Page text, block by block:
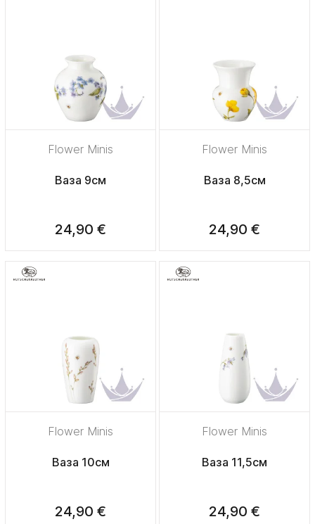
Flower Minis
Ваза 9см
24,90 €
Flower Minis
Ваза 8,5см
24,90 €
Flower Minis
Ваза 10см
24,90 €
Flower Minis
Ваза 11,5см
24,90 €